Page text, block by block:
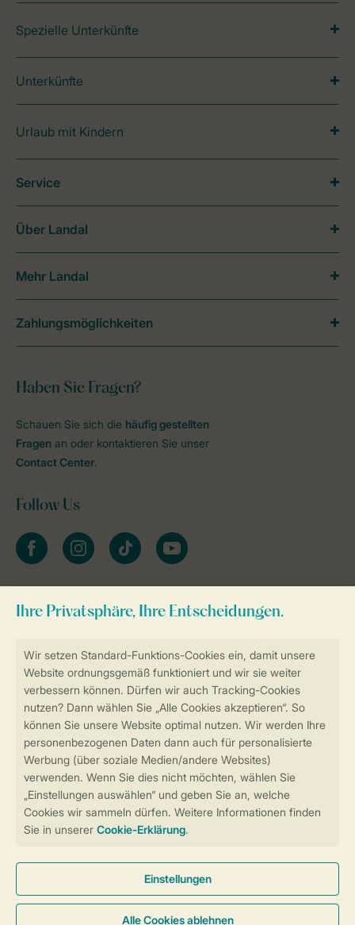
Weitere Informationen und Einstellungen
Sicher und schnell zur Online-Buchung
Sichere Datenübertragung
Sicheres Bezahlen
Spezielle Unterkünfte
Unterkünfte
Urlaub mit Kindern
Haben Sie Fragen?
Schauen Sie sich die häufig gestellten
Fragen an oder kontaktieren Sie unser
Contact Center.
Follow Us
facebookinstagramtiktok youtube
Zum Newsletter anmelden
Service
Über Landal
Mehr Landal
Zahlungsmöglichkeiten